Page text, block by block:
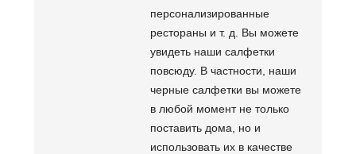
персонализированные
рестораны и т. д. Вы можете
увидеть наши салфетки
повсюду. В частности, наши
черные салфетки вы можете
в любой момент не только
поставить дома, но и
использовать их в качестве